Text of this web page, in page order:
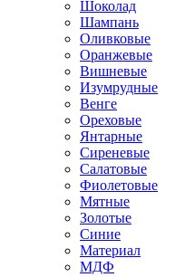
Шоколад
Шампань
Оливковые
Оранжевые
Вишневые
Изумрудные
Венге
Ореховые
Янтарные
Сиреневые
Салатовые
Фиолетовые
Мятные
Золотые
Синие
Материал
МДФ